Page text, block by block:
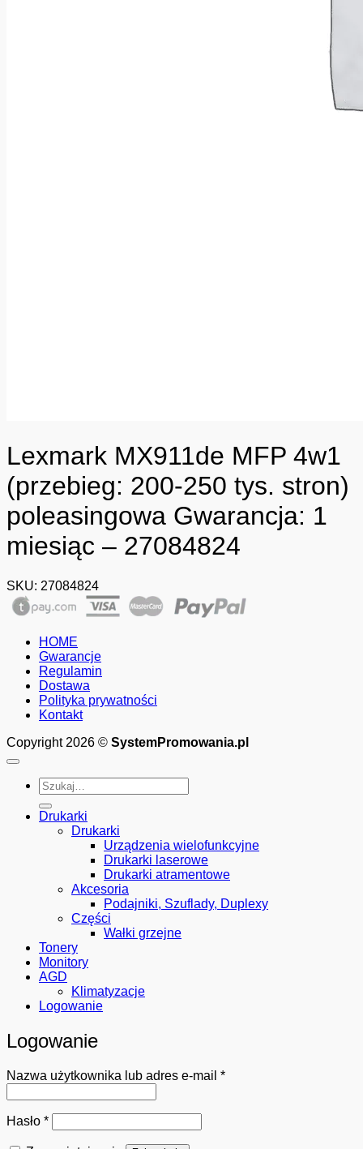
Lexmark MX911de MFP 4w1
(przebieg: 200-250 tys. stron)
poleasingowa Gwarancja: 1
miesiąc – 27084824
SKU: 27084824
HOME
Gwarancje
Regulamin
Dostawa
Polityka prywatności
Kontakt
Copyright 2026 © SystemPromowania.pl
Szukaj:
Drukarki
Drukarki
Urządzenia wielofunkcyjne
Drukarki laserowe
Drukarki atramentowe
Akcesoria
Podajniki, Szuflady, Duplexy
Części
Wałki grzejne
Tonery
Monitory
AGD
Klimatyzacje
Logowanie
Logowanie
Nazwa użytkownika lub adres e-mail *Wymagane
Hasło *Wymagane